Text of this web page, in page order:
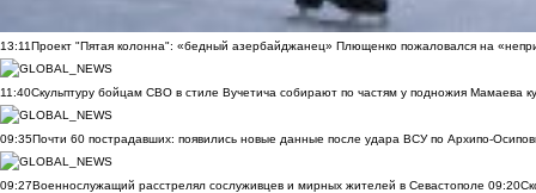
13:11Проект "Пятая колонна": «бедный азербайджанец» Плющенко пожаловался на
11:40Скульптуру бойцам СВО в стиле Вучетича собирают по частям у подножия Мамаева
09:35Почти 60 пострадавших: появились новые данные после удара ВСУ по Архипо-
09:27Военнослужащий расстрелял сослуживцев и мирных жителей в Севастополе 09:20